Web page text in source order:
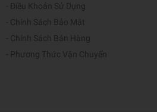
Điều Khoản Sử Dụng
Chính Sách Bảo Mật
Chính Sách Bán Hàng
Phương Thức Vận Chuyển